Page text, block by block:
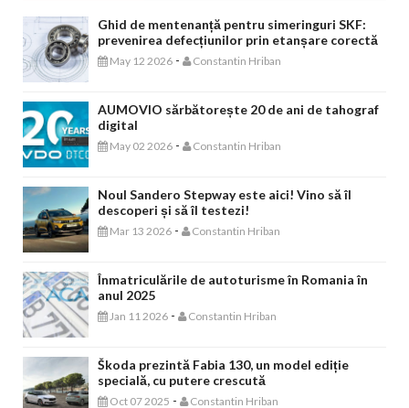
Ghid de mentenanță pentru simeringuri SKF:
prevenirea defecțiunilor prin etanșare corectă
May 12 2026 - Constantin Hriban
AUMOVIO sărbătorește 20 de ani de tahograf
digital
May 02 2026 - Constantin Hriban
Noul Sandero Stepway este aici! Vino să îl
descoperi și să îl testezi!
Mar 13 2026 - Constantin Hriban
Înmatriculările de autoturisme în Romania în
anul 2025
Jan 11 2026 - Constantin Hriban
Škoda prezintă Fabia 130, un model ediție
specială, cu putere crescută
Oct 07 2025 - Constantin Hriban